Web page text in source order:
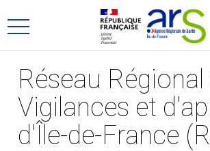
au
menu
au
contenu
Ouvrir
principal
Réseau Régional
Vigilances et
d'Île-de-France